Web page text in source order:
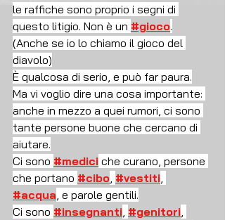
le raffiche sono proprio i segni di
questo litigio. Non è un #gioco.
(Anche se io lo chiamo il gioco del
diavolo)
È qualcosa di serio, e può far paura.
Ma vi voglio dire una cosa importante:
anche in mezzo a quei rumori, ci sono
tante persone buone che cercano di
aiutare.
Ci sono #medici che curano, persone
che portano #cibo #vestiti
#acqua , e parole gentili.
Ci sono #insegnanti #genitori